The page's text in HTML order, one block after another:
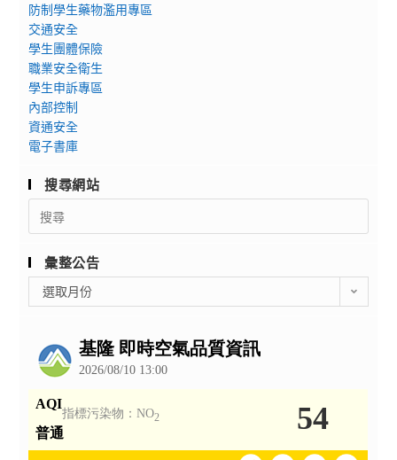
防制學生藥物濫用專區
交通安全
學生團體保險
職業安全衛生
學生申訴專區
內部控制
資通安全
電子書庫
搜尋網站
Search
for:
彙整公告
整
選取月份